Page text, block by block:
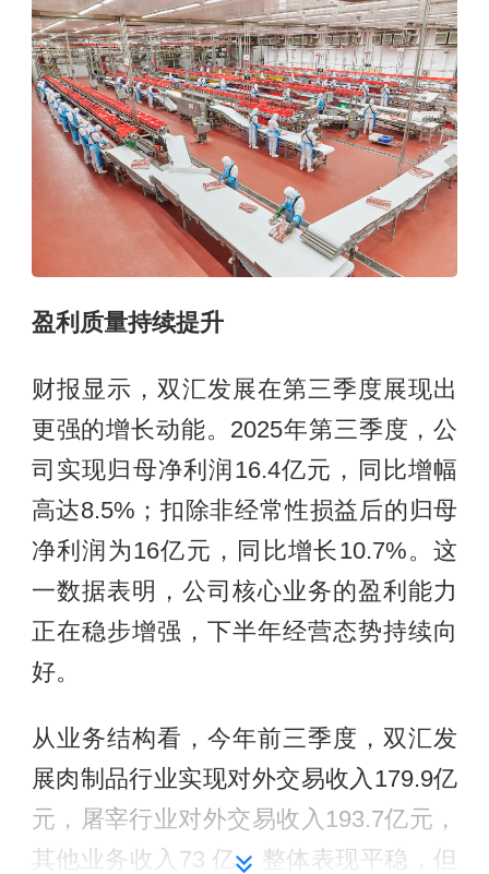
盈利质量持续提升
财报显示，双汇发展在第三季度展现出
更强的增长动能。2025年第三季度，公
司实现归母净利润16.4亿元，同比增幅
高达8.5%；扣除非经常性损益后的归母
净利润为16亿元，同比增长10.7%。这
一数据表明，公司核心业务的盈利能力
正在稳步增强，下半年经营态势持续向
好。
从业务结构看，今年前三季度，双汇发
展肉制品行业实现对外交易收入179.9亿
元，屠宰行业对外交易收入193.7亿元，
其他业务收入73 亿，整体表现平稳，但